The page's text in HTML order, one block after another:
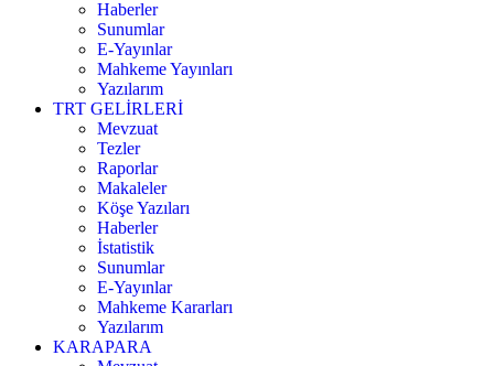
Haberler
Sunumlar
E-Yayınlar
Mahkeme Yayınları
Yazılarım
TRT GELİRLERİ
Mevzuat
Tezler
Raporlar
Makaleler
Köşe Yazıları
Haberler
İstatistik
Sunumlar
E-Yayınlar
Mahkeme Kararları
Yazılarım
KARAPARA